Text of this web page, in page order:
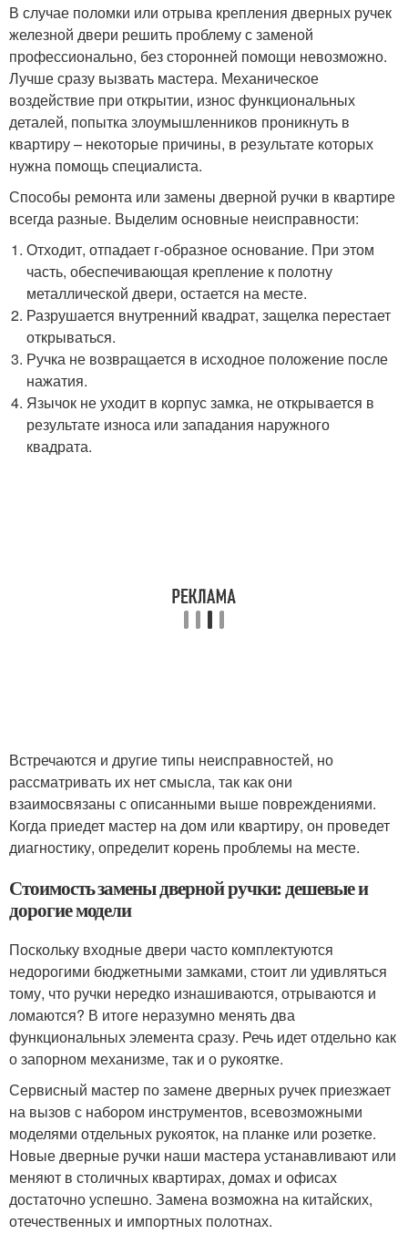
В случае поломки или отрыва крепления дверных ручек
железной двери решить проблему с заменой
профессионально, без сторонней помощи невозможно.
Лучше сразу вызвать мастера. Механическое
воздействие при открытии, износ функциональных
деталей, попытка злоумышленников проникнуть в
квартиру – некоторые причины, в результате которых
нужна помощь специалиста.
Способы ремонта или замены дверной ручки в квартире
всегда разные. Выделим основные неисправности:
Отходит, отпадает г-образное основание. При этом
часть, обеспечивающая крепление к полотну
металлической двери, остается на месте.
Разрушается внутренний квадрат, защелка перестает
открываться.
Ручка не возвращается в исходное положение после
нажатия.
Язычок не уходит в корпус замка, не открывается в
результате износа или западания наружного
квадрата.
Встречаются и другие типы неисправностей, но
рассматривать их нет смысла, так как они
взаимосвязаны с описанными выше повреждениями.
Когда приедет мастер на дом или квартиру, он проведет
диагностику, определит корень проблемы на месте.
Стоимость замены дверной ручки: дешевые и
дорогие модели
Поскольку входные двери часто комплектуются
недорогими бюджетными замками, стоит ли удивляться
тому, что ручки нередко изнашиваются, отрываются и
ломаются? В итоге неразумно менять два
функциональных элемента сразу. Речь идет отдельно как
о запорном механизме, так и о рукоятке.
Сервисный мастер по замене дверных ручек приезжает
на вызов с набором инструментов, всевозможными
моделями отдельных рукояток, на планке или розетке.
Новые дверные ручки наши мастера устанавливают или
меняют в столичных квартирах, домах и офисах
достаточно успешно. Замена возможна на китайских,
отечественных и импортных полотнах.